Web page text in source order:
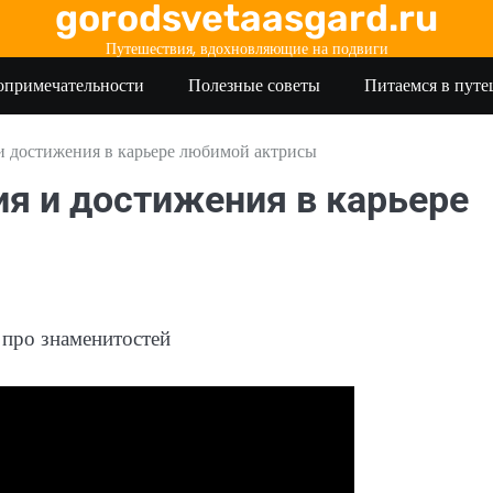
gorodsvetaasgard.ru
Путешествия, вдохновляющие на подвиги
Полезные советы Питаемся в
в карьере любимой актрисы
и достижения в карьере